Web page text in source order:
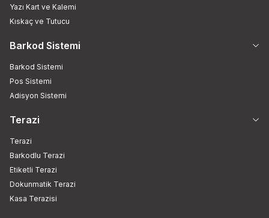
Yazı Kart ve Kalemi
Kıskaç ve Tutucu
Barkod Sistemi
Barkod Sistemi
Pos Sistemi
Adisyon Sistemi
Terazi
Terazi
Barkodlu Terazi
Etiketli Terazi
Dokunmatik Terazi
Kasa Terazisi